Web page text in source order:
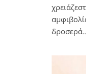
δροσερά…